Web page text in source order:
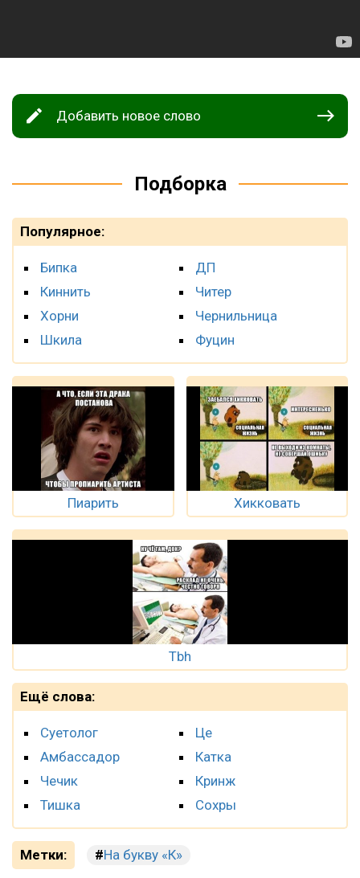
Добавить новое слово
Подборка
Популярное:
Бипка
Киннить
Хорни
Шкила
ДП
Читер
Чернильница
Фуцин
Пиарить Хикковать
Tbh
Ещё слова:
Суетолог
Амбассадор
Чечик
Тишка
Це
Катка
Кринж
Сохры
Метки: На букву «К»